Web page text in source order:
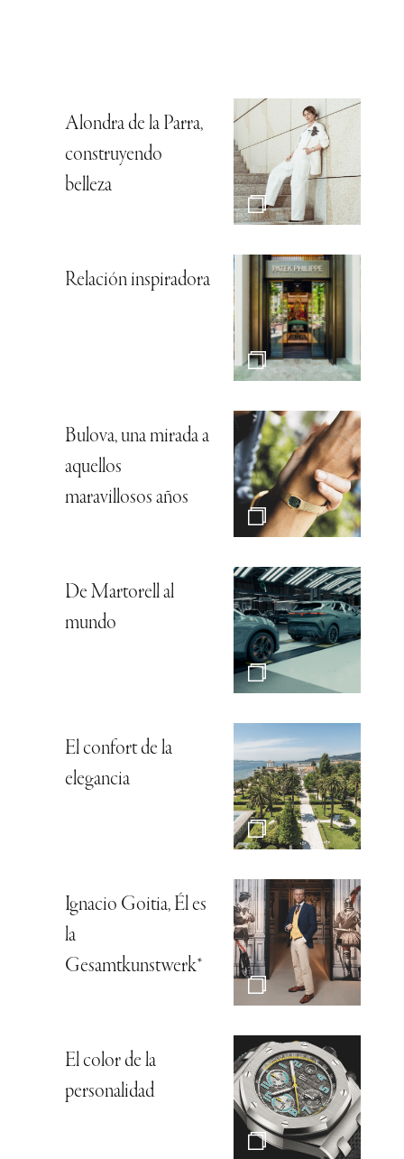
Alondra de la Parra,
construyendo
belleza
Relación inspiradora
Bulova, una mirada a
aquellos
maravillosos años
De Martorell al
mundo
El confort de la
elegancia
Ignacio Goitia, Él es
la
Gesamtkunstwerk*
El color de la
personalidad